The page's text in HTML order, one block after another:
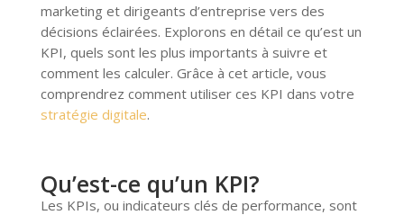
marketing et dirigeants d’entreprise vers des
décisions éclairées. Explorons en détail ce qu’est un
KPI, quels sont les plus importants à suivre et
comment les calculer. Grâce à cet article, vous
comprendrez comment utiliser ces KPI dans votre
stratégie digitale.
Qu’est-ce qu’un KPI?
Les KPIs, ou indicateurs clés de performance, sont